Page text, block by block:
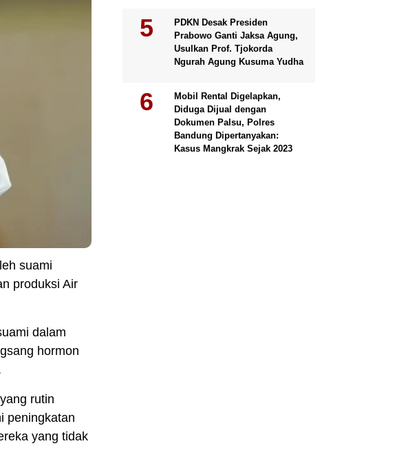
suami
produksi Air
dalam
hormon
rutin
peningkatan
yang tidak
PDKN Desak Presiden
Prabowo Ganti Jaksa Agung,
Usulkan Prof. Tjokorda
Ngurah Agung Kusuma Yudha
Mobil Rental Digelapkan,
Diduga Dijual dengan
Dokumen Palsu, Polres
Bandung Dipertanyakan:
Kasus Mangkrak Sejak 2023